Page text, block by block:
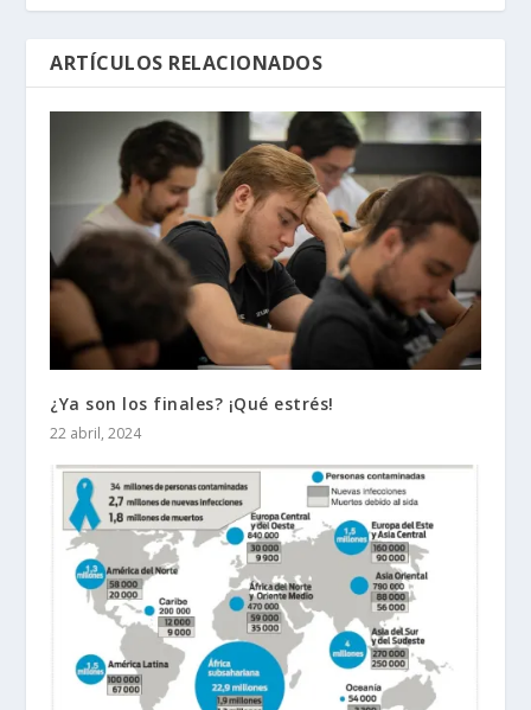
ARTÍCULOS RELACIONADOS
¿Ya son los finales? ¡Qué estrés!
22 abril, 2024